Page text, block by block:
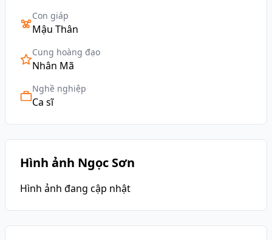
Con giáp
Mậu Thân
Cung hoàng đạo
Nhân Mã
Nghề nghiệp
Ca sĩ
Hình ảnh Ngọc Sơn
Hình ảnh đang cập nhật